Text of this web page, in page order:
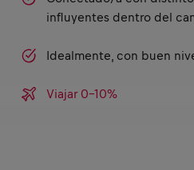
influyentes dentro del
Idealmente, con buen
Viajar 0-10%